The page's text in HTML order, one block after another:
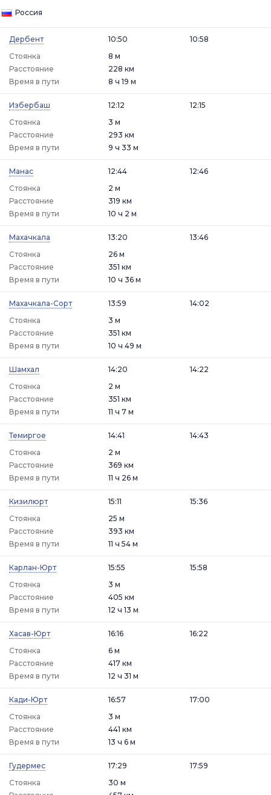
Россия
Дербент
10:50
Стоянка
8 м
10:58
Расстояние
228 км
Время в пути
8 ч 19 м
Избербаш
12:12
Стоянка
3 м
12:15
Расстояние
293 км
Время в пути
9 ч 33 м
Манас
12:44
Стоянка
2 м
12:46
Расстояние
319 км
Время в пути
10 ч 2 м
Махачкала
13:20
Стоянка
26 м
13:46
Расстояние
351 км
Время в пути
10 ч 36 м
Махачкала-Сорт
13:59
Стоянка
3 м
14:02
Расстояние
351 км
Время в пути
10 ч 49 м
Шамхал
14:20
Стоянка
2 м
14:22
Расстояние
351 км
Время в пути
11 ч 7 м
Темиргое
14:41
Стоянка
2 м
14:43
Расстояние
369 км
Время в пути
11 ч 26 м
Кизилюрт
15:11
Стоянка
25 м
15:36
Расстояние
393 км
Время в пути
11 ч 54 м
Карлан-Юрт
15:55
Стоянка
3 м
15:58
Расстояние
405 км
Время в пути
12 ч 13 м
Хасав-Юрт
16:16
Стоянка
6 м
16:22
Расстояние
417 км
Время в пути
12 ч 31 м
Кади-Юрт
16:57
Стоянка
3 м
17:00
Расстояние
441 км
Время в пути
13 ч 6 м
Гудермес
17:29
Стоянка
30 м
17:59